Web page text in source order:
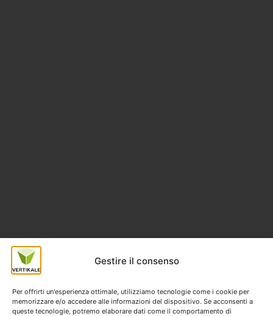
Gestire il consenso
Per offrirti un'esperienza ottimale, utilizziamo tecnologie come i cookie per
memorizzare e/o accedere alle informazioni del dispositivo. Se acconsenti a
queste tecnologie, potremo elaborare dati come il comportamento di